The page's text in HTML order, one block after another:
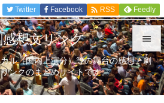


メニュ

Twitter Facebook  RSS Feedly
想文リンク
ル（国内上演分）等の舞台の感想、劇
ンクのまとめサイトです。